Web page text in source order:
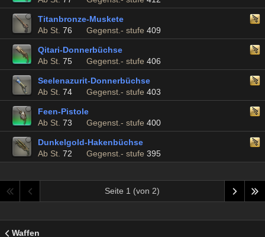
Titanbronze-Muskete
Ab St. 76 Gegenst.- stufe 409
Qitari-Donnerbüchse
Ab St. 75 Gegenst.- stufe 406
Seelenazurit-Donnerbüchse
Ab St. 74 Gegenst.- stufe 403
Feen-Pistole
Ab St. 73 Gegenst.- stufe 400
Dunkelgold-Hakenbüchse
Ab St. 72 Gegenst.- stufe 395
Seite 1 (von 2)
Waffen